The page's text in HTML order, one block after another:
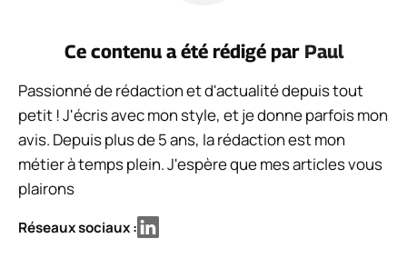
Ce contenu a été rédigé par Paul
Passionné de rédaction et d'actualité depuis tout
petit ! J'écris avec mon style, et je donne parfois mon
avis. Depuis plus de 5 ans, la rédaction est mon
métier à temps plein. J'espère que mes articles vous
plairons
Réseaux sociaux :